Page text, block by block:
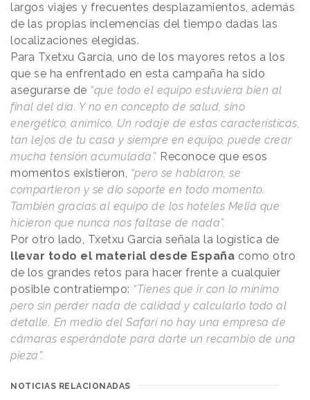
largos viajes y frecuentes desplazamientos, además
de las propias inclemencias del tiempo dadas las
localizaciones elegidas.
Para Txetxu García, uno de los mayores retos a los
que se ha enfrentado en esta campaña ha sido
asegurarse de “que todo el equipo estuviera bien al
final del día. Y no en concepto de salud, sino
energético, anímico. Un rodaje de estas características,
tan lejos de tu casa y siempre en equipo, puede crear
mucha tensión acumulada”. Reconoce que esos
momentos existieron, “pero se hablaron, se
compartieron y se dio soporte en todo momento.
También gracias al equipo de los hoteles Meliá que
hicieron que nunca nos faltase de nada”.
Por otro lado, Txetxu García señala la logística de
llevar todo el material desde España como otro
de los grandes retos para hacer frente a cualquier
posible contratiempo: “Tienes que ir con lo mínimo
pero sin perder nada de calidad y calcularlo todo al
detalle. En medio del Safari no hay una empresa de
cámaras esperándote para darte un recambio de una
pieza”.
NOTICIAS RELACIONADAS